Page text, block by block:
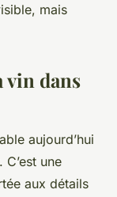
mais
vin dans
aujourd’hui
une
aux détails